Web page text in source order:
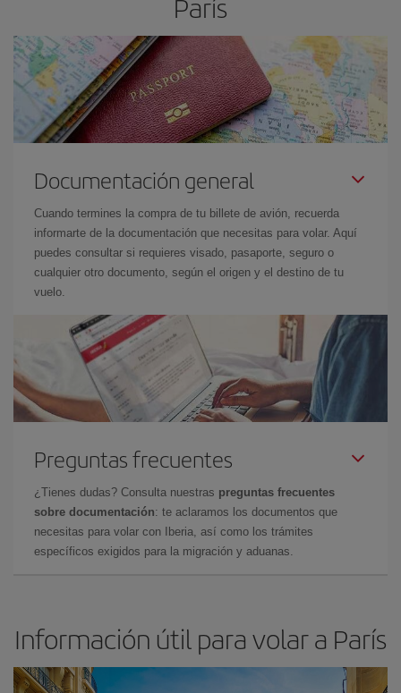
Documentación general
Cuando termines la compra de tu billete de avión, recuerda
informarte de la documentación que necesitas para volar. Aquí
puedes consultar si requieres visado, pasaporte, seguro o
cualquier otro documento, según el origen y el destino de tu
vuelo.
Preguntas frecuentes
¿Tienes dudas? Consulta nuestras preguntas frecuentes
sobre documentación: te aclaramos los documentos que
necesitas para volar con Iberia, así como los trámites
específicos exigidos para la migración y aduanas.
Información útil para volar a París